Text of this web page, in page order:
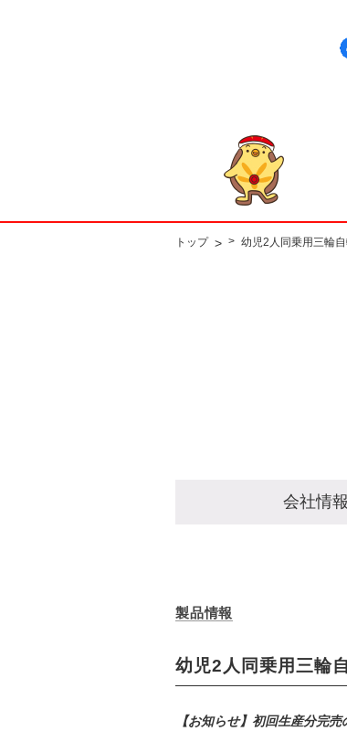
トップ > > 幼児2人同乗用三輪
会社情報
製品情報
幼児2人同乗用三輪
【お知らせ】初回生産分完